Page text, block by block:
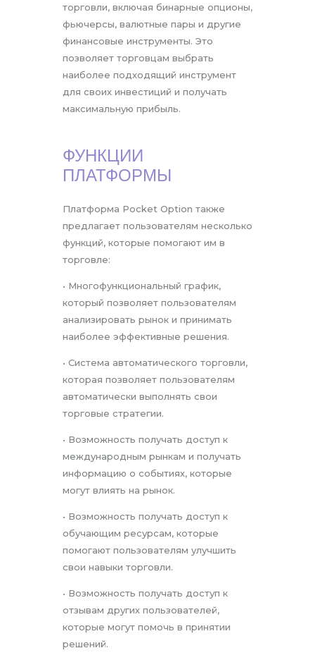
торговли, включая бинарные опционы,
фьючерсы, валютные пары и другие
финансовые инструменты. Это
позволяет торговцам выбрать
наиболее подходящий инструмент
для своих инвестиций и получать
максимальную прибыль.
ФУНКЦИИ
ПЛАТФОРМЫ
Платформа Pocket Option также
предлагает пользователям несколько
функций, которые помогают им в
торговле:
• Многофункциональный график,
который позволяет пользователям
анализировать рынок и принимать
наиболее эффективные решения.
• Система автоматического торговли,
которая позволяет пользователям
автоматически выполнять свои
торговые стратегии.
• Возможность получать доступ к
международным рынкам и получать
информацию о событиях, которые
могут влиять на рынок.
• Возможность получать доступ к
обучающим ресурсам, которые
помогают пользователям улучшить
свои навыки торговли.
• Возможность получать доступ к
отзывам других пользователей,
которые могут помочь в принятии
решений.